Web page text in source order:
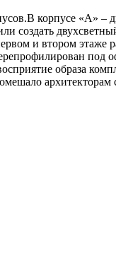
корпусе «А» –
создать
и втором этаже
под
образа
архитекторам